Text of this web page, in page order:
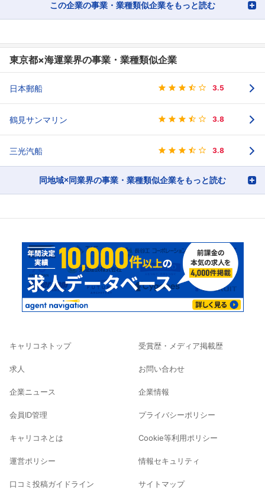
この企業の事業・業種類似企業をもっと読む
東京都×海運業界の事業・業種類似企業
日本郵船 3.5
鶴見サンマリン 3.8
三光汽船 3.8
同地域×同業界の事業・業種類似企業をもっと読む
キャリコネトップ
求人
企業ニュース
会員ID管理
キャリコネとは
運営ポリシー
口コミ投稿ガイドライン
受賞歴・メディア掲載歴
お問い合わせ
企業情報
プライバシーポリシー
Cookie等利用ポリシー
情報セキュリティ
サイトマップ